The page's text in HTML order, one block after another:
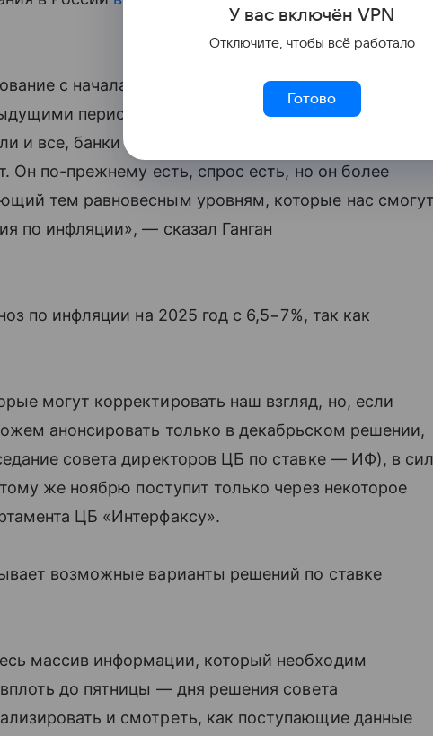
с начала 2025 года растет достаточно
периодами. «Важно, что кредитование
и все, банки никому
Он по-прежнему есть, спрос есть, но он более
тем равновесным уровням, которые нас смогут
по инфляции», — сказал Ганган
по инфляции на 2025 год с 6,5−7%, так как
могут корректировать наш взгляд, но, если
анонсировать только в декабрьском решении,
совета директоров ЦБ по ставке — ИФ), в
же ноябрю поступит только через некоторое
ЦБ «Интерфаксу».
возможные варианты решений по ставке
массив информации, который необходим
до пятницы — дня решения совета
и смотреть, как поступающие данные
У вас включён VPN
Отключите, чтобы всё работало
Готово